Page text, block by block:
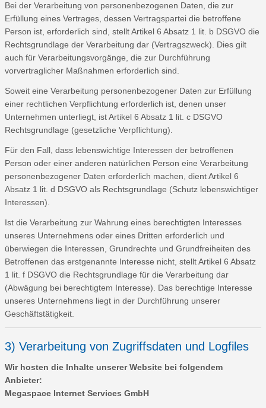
Bei der Verarbeitung von personenbezogenen Daten, die zur
Erfüllung eines Vertrages, dessen Vertragspartei die betroffene
Person ist, erforderlich sind, stellt Artikel 6 Absatz 1 lit. b DSGVO die
Rechtsgrundlage der Verarbeitung dar (Vertragszweck). Dies gilt
auch für Verarbeitungsvorgänge, die zur Durchführung
vorvertraglicher Maßnahmen erforderlich sind.
Soweit eine Verarbeitung personenbezogener Daten zur Erfüllung
einer rechtlichen Verpflichtung erforderlich ist, denen unser
Unternehmen unterliegt, ist Artikel 6 Absatz 1 lit. c DSGVO
Rechtsgrundlage (gesetzliche Verpflichtung).
Für den Fall, dass lebenswichtige Interessen der betroffenen
Person oder einer anderen natürlichen Person eine Verarbeitung
personenbezogener Daten erforderlich machen, dient Artikel 6
Absatz 1 lit. d DSGVO als Rechtsgrundlage (Schutz lebenswichtiger
Interessen).
Ist die Verarbeitung zur Wahrung eines berechtigten Interesses
unseres Unternehmens oder eines Dritten erforderlich und
überwiegen die Interessen, Grundrechte und Grundfreiheiten des
Betroffenen das erstgenannte Interesse nicht, stellt Artikel 6 Absatz
1 lit. f DSGVO die Rechtsgrundlage für die Verarbeitung dar
(Abwägung bei berechtigtem Interesse). Das berechtige Interesse
unseres Unternehmens liegt in der Durchführung unserer
Geschäftstätigkeit.
3) Verarbeitung von Zugriffsdaten und Logfiles
Wir hosten die Inhalte unserer Website bei folgendem
Anbieter:
Megaspace Internet Services GmbH